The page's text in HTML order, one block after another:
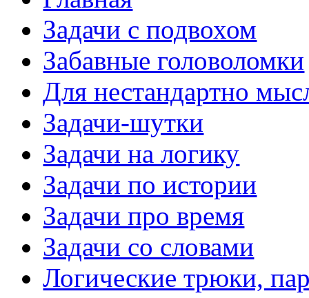
Задачи с подвохом
Забавные головоломки
Для нестандартно
Задачи-шутки
Задачи на логику
Задачи по истории
Задачи про время
Задачи со словами
Логические трюки,